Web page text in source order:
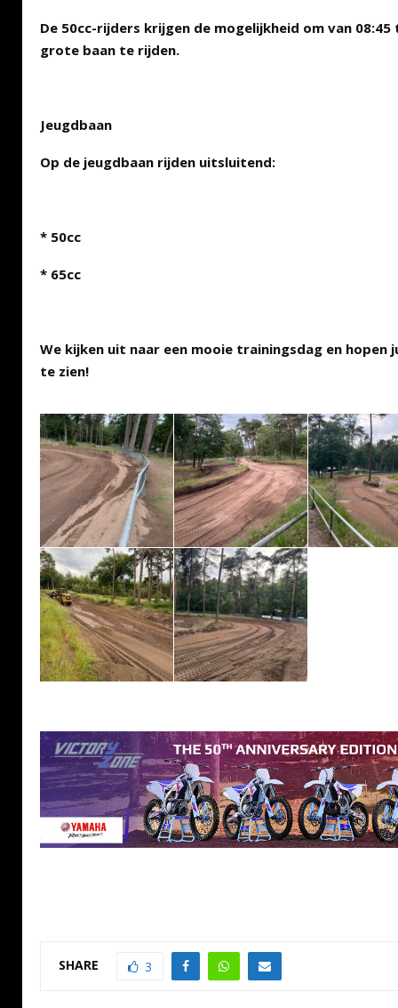
De 50cc-rijders krijgen de mogelijkheid om van
grote baan te rijden.
Jeugdbaan
Op de jeugdbaan rijden uitsluitend:
* 50cc
* 65cc
We kijken uit naar een mooie trainingsdag en hopen
te zien!
SHARE 3